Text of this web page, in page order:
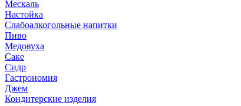
Мескаль
Настойка
Слабоалкогольные напитки
Пиво
Медовуха
Саке
Сидр
Гастрономия
Джем
Кондитерские изделия